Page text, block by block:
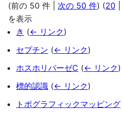
(前の 50 件 次の 50 件) (20
を表示
き (← リンク)
セプチン (← リンク)
ホスホリパーゼC (← リンク)
標的認識 (← リンク)
トポグラフィックマッピング